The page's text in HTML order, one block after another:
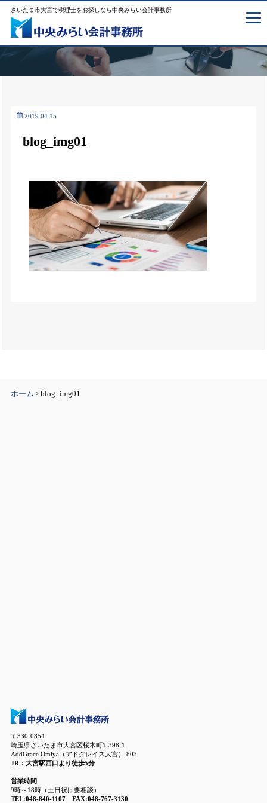
さいたま市大宮で税理士をお探しなら中央みらい会計事務所
2019.04.15
blog_img01
ホーム ›blog_img01
〒330-0854
埼玉県さいたま市大宮区桜木町1-398-1
AddGrace Omiya（アドグレイス大宮） 803
JR：大宮駅西口より徒歩5分
営業時間
9時～18時（土日祝は要相談）
TEL:048-840-1107 FAX:048-767-3130